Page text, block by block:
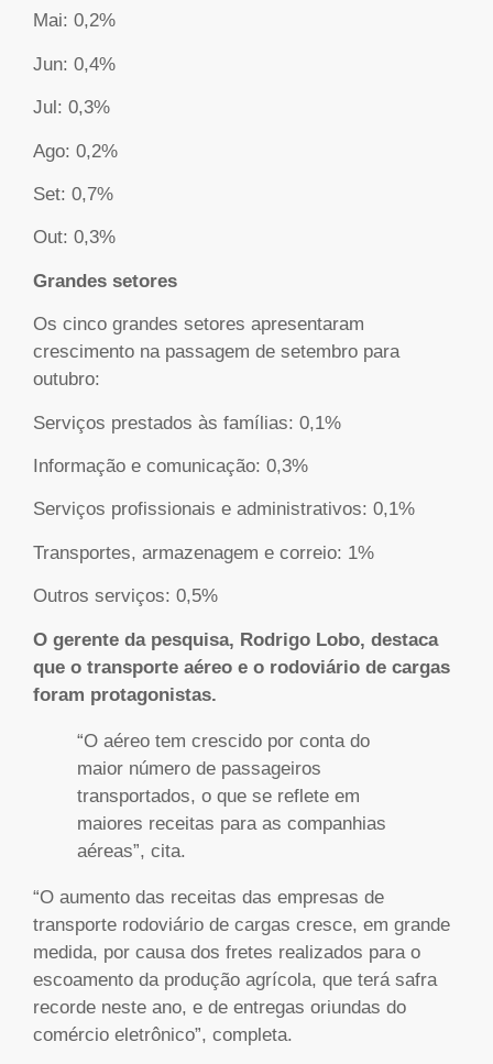
Mai: 0,2%
Jun: 0,4%
Jul: 0,3%
Ago: 0,2%
Set: 0,7%
Out: 0,3%
Grandes setores
Os cinco grandes setores apresentaram
crescimento na passagem de setembro para
outubro:
Serviços prestados às famílias: 0,1%
Informação e comunicação: 0,3%
Serviços profissionais e administrativos: 0,1%
Transportes, armazenagem e correio: 1%
Outros serviços: 0,5%
O gerente da pesquisa, Rodrigo Lobo, destaca
que o transporte aéreo e o rodoviário de cargas
foram protagonistas.
“O aéreo tem crescido por conta do
maior número de passageiros
transportados, o que se reflete em
maiores receitas para as companhias
aéreas”, cita.
“O aumento das receitas das empresas de
transporte rodoviário de cargas cresce, em grande
medida, por causa dos fretes realizados para o
escoamento da produção agrícola, que terá safra
recorde neste ano, e de entregas oriundas do
comércio eletrônico”, completa.